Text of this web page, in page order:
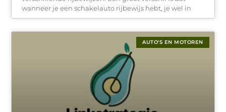
wanneer je een schakelauto rijbewijs hebt, je wel in
AUTO'S EN MOTOREN